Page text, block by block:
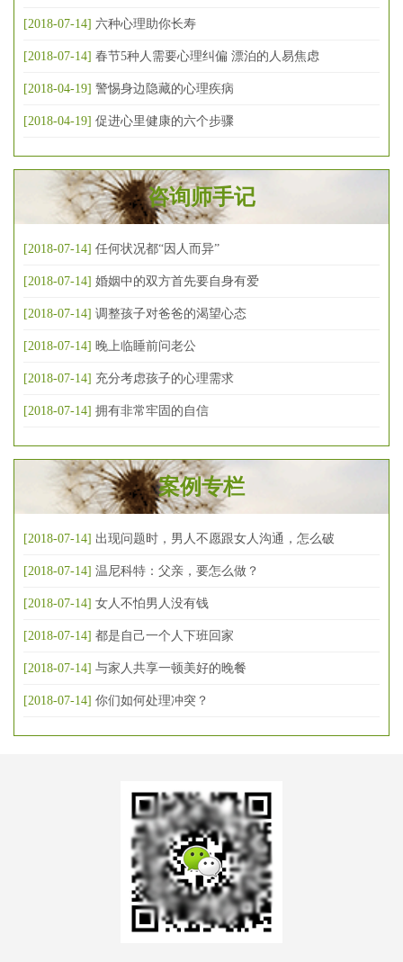
[2018-07-14] 六种心理助你长寿
[2018-07-14] 春节5种人需要心理纠偏 漂泊的人易焦虑
[2018-04-19] 警惕身边隐藏的心理疾病
[2018-04-19] 促进心里健康的六个步骤
咨询师手记
[2018-07-14] 任何状况都“因人而异”
[2018-07-14] 婚姻中的双方首先要自身有爱
[2018-07-14] 调整孩子对爸爸的渴望心态
[2018-07-14] 晚上临睡前问老公
[2018-07-14] 充分考虑孩子的心理需求
[2018-07-14] 拥有非常牢固的自信
案例专栏
[2018-07-14] 出现问题时，男人不愿跟女人沟通，怎么破
[2018-07-14] 温尼科特：父亲，要怎么做？
[2018-07-14] 女人不怕男人没有钱
[2018-07-14] 都是自己一个人下班回家
[2018-07-14] 与家人共享一顿美好的晚餐
[2018-07-14] 你们如何处理冲突？